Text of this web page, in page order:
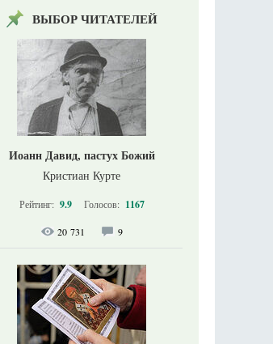
ВЫБОР ЧИТАТЕЛЕЙ
Иоанн Давид, пастух Божий
Кристиан Курте
Рейтинг: 9.9 Голосов: 1167
20 731 9